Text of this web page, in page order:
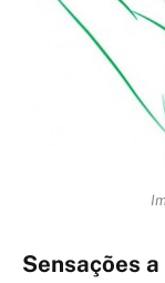
Sensações